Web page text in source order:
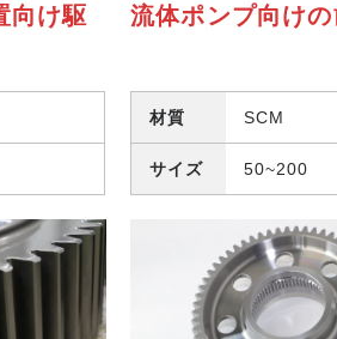
向け駆
流体ポンプ向け
材質 SCM
サイズ 50~200